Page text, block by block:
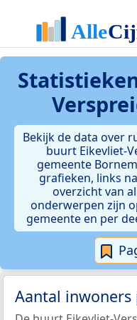
Bekijk de data over
buurt Eikevliet-
gemeente
grafieken, links
overzicht van
onderwerpen zijn
gemeente en per
Aantal inwoners